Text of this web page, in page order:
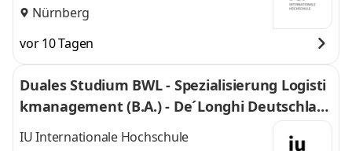
Nürnberg
vor 10 Tagen
Duales Studium BWL - Spezialisierung Logisti
kmanagement (B.A.) - De´Longhi Deutschlan
d GmbH
IU Internationale Hochschule